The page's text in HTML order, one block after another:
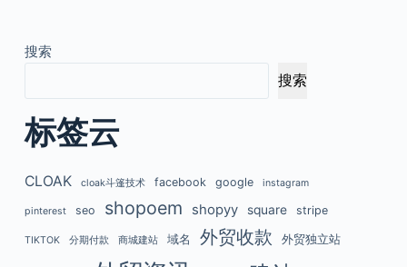
搜索
搜索
标签云
CLOAK cloak斗篷技术 facebook google instagram
pinterest seo shopoem shopyy square stripe
TIKTOK 分期付款 商城建站 域名 外贸收款 外贸独立站